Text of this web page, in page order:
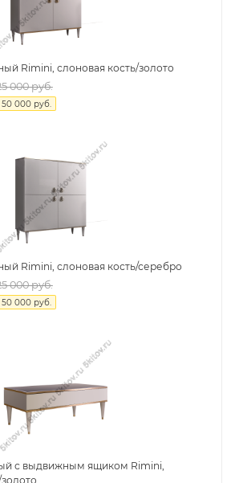
Rimini, слоновая кость/золото
000руб.
50 000руб.
Rimini, слоновая кость/серебро
000руб.
50 000руб.
с выдвижным ящиком Rimini,